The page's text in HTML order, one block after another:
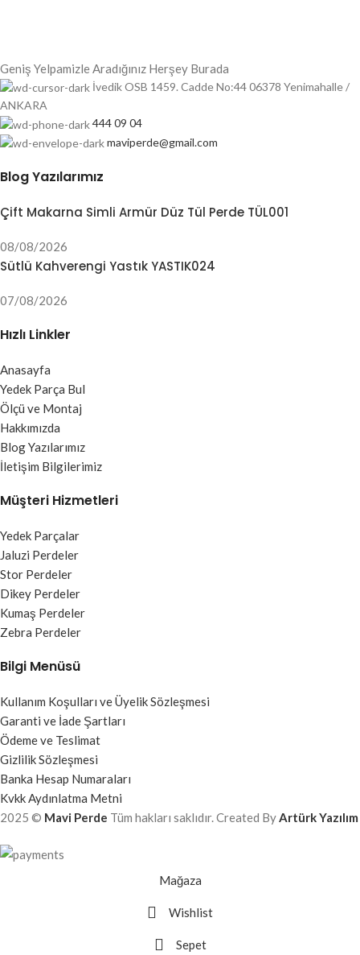
Geniş Yelpamizle Aradığınız Herşey Burada
İvedik OSB 1459. Cadde No:44 06378 Yenimahalle /
ANKARA
444 09 04
maviperde@gmail.com
Blog Yazılarımız
Çift Makarna Simli Armür Düz Tül Perde TÜL001
08/08/2026
Sütlü Kahverengi Yastık YASTIK024
07/08/2026
Hızlı Linkler
Anasayfa
Yedek Parça Bul
Ölçü ve Montaj
Hakkımızda
Blog Yazılarımız
İletişim Bilgilerimiz
Müşteri Hizmetleri
Yedek Parçalar
Jaluzi Perdeler
Stor Perdeler
Dikey Perdeler
Kumaş Perdeler
Zebra Perdeler
Bilgi Menüsü
Kullanım Koşulları ve Üyelik Sözleşmesi
Garanti ve İade Şartları
Ödeme ve Teslimat
Gizlilik Sözleşmesi
Banka Hesap Numaraları
Kvkk Aydınlatma Metni
2025 © Mavi Perde Tüm hakları saklıdır. Created ByArtürk Yazılım
Mağaza
Wishlist
Sepet